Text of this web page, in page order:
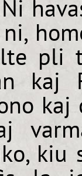
kaj
kaj
kiu